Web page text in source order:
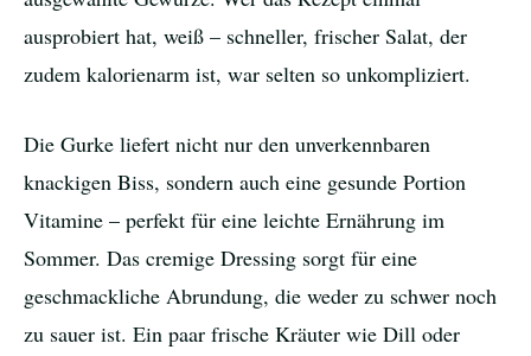
ausprobiert hat, weiß – schneller, frischer Salat, der
zudem kalorienarm ist, war selten so unkompliziert.
Die Gurke liefert nicht nur den unverkennbaren
knackigen Biss, sondern auch eine gesunde Portion
Vitamine – perfekt für eine leichte Ernährung im
Sommer. Das cremige Dressing sorgt für eine
geschmackliche Abrundung, die weder zu schwer noch
zu sauer ist. Ein paar frische Kräuter wie Dill oder